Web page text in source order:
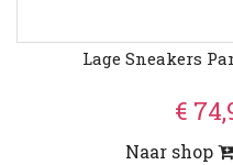
Lage Sneakers
€
Naar shop